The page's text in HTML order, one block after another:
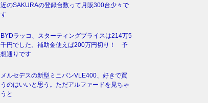
近のSAKURAの登録台数って月販300台少々で
す
BYDラッコ、スターティングプライスは214万5
千円でした。補助金使えば200万円切り！ 予
想通りです
メルセデスの新型ミニバンVLE400、好きで買
うのはいいと思う。ただアルファードを見ちゃ
うと